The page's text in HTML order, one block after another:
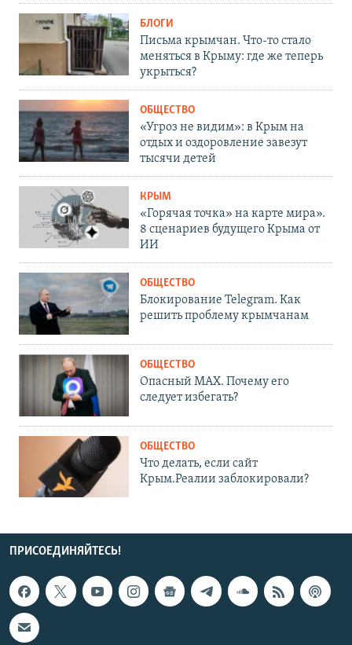
БЛОГИ
Письма крымчан. Что-то стало
меняться в Крыму: где же теперь
укрыться?
ОБЩЕСТВО
«Угроз не видим»: в Крым на
отдых и оздоровление завезут
тысячи детей
КРЫМ
«Горячая точка» на карте мира».
8 сценариев будущего Крыма от
ИИ
ОБЩЕСТВО
Блокирование Telegram. Как
решить проблему крымчанам
ОБЩЕСТВО
Опасный MAX. Почему его
следует избегать?
ОБЩЕСТВО
Что делать, если сайт
Крым.Реалии заблокировали?
ПРИСОЕДИНЯЙТЕСЬ!